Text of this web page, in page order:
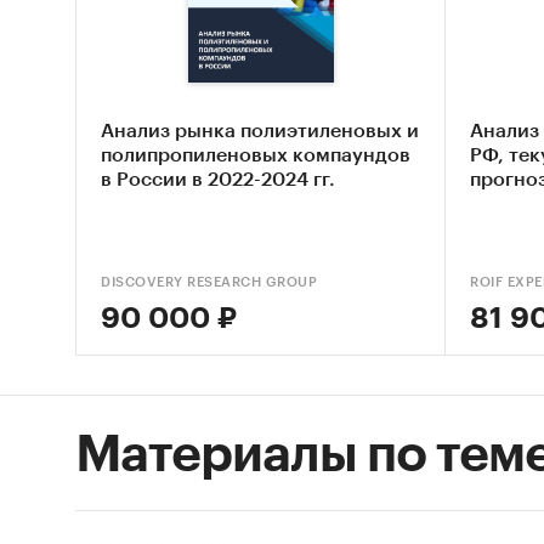
ЛТД`),
В
В
- На
- В
сальдо
Анализ рынка полиэтиленовых и
полипропиленовых компаундов
в России в 2022-2024 гг.
DISCOVERY RESEARCH GROUP
90 000 ₽
Анализ
РФ,
ROIF
81
Материалы по